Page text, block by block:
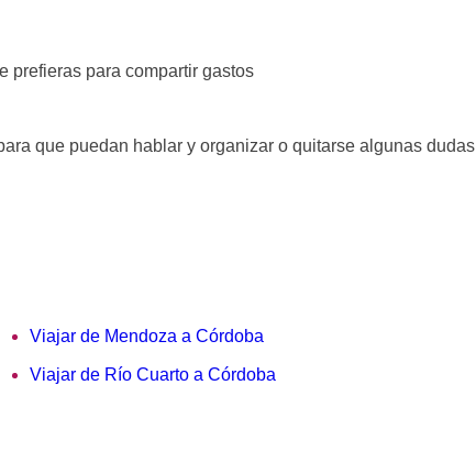
prefieras para compartir gastos
que puedan hablar y organizar o quitarse algunas
Viajar de Mendoza a Córdoba
Viajar de Río Cuarto a Córdoba